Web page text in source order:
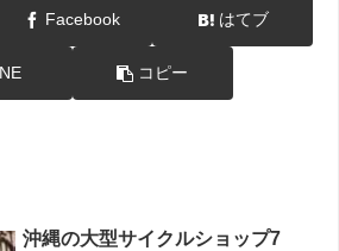
Facebook はてブ
コピー
沖縄の大型サイクルショップ7